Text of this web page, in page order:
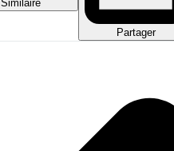
Similaire
Partager